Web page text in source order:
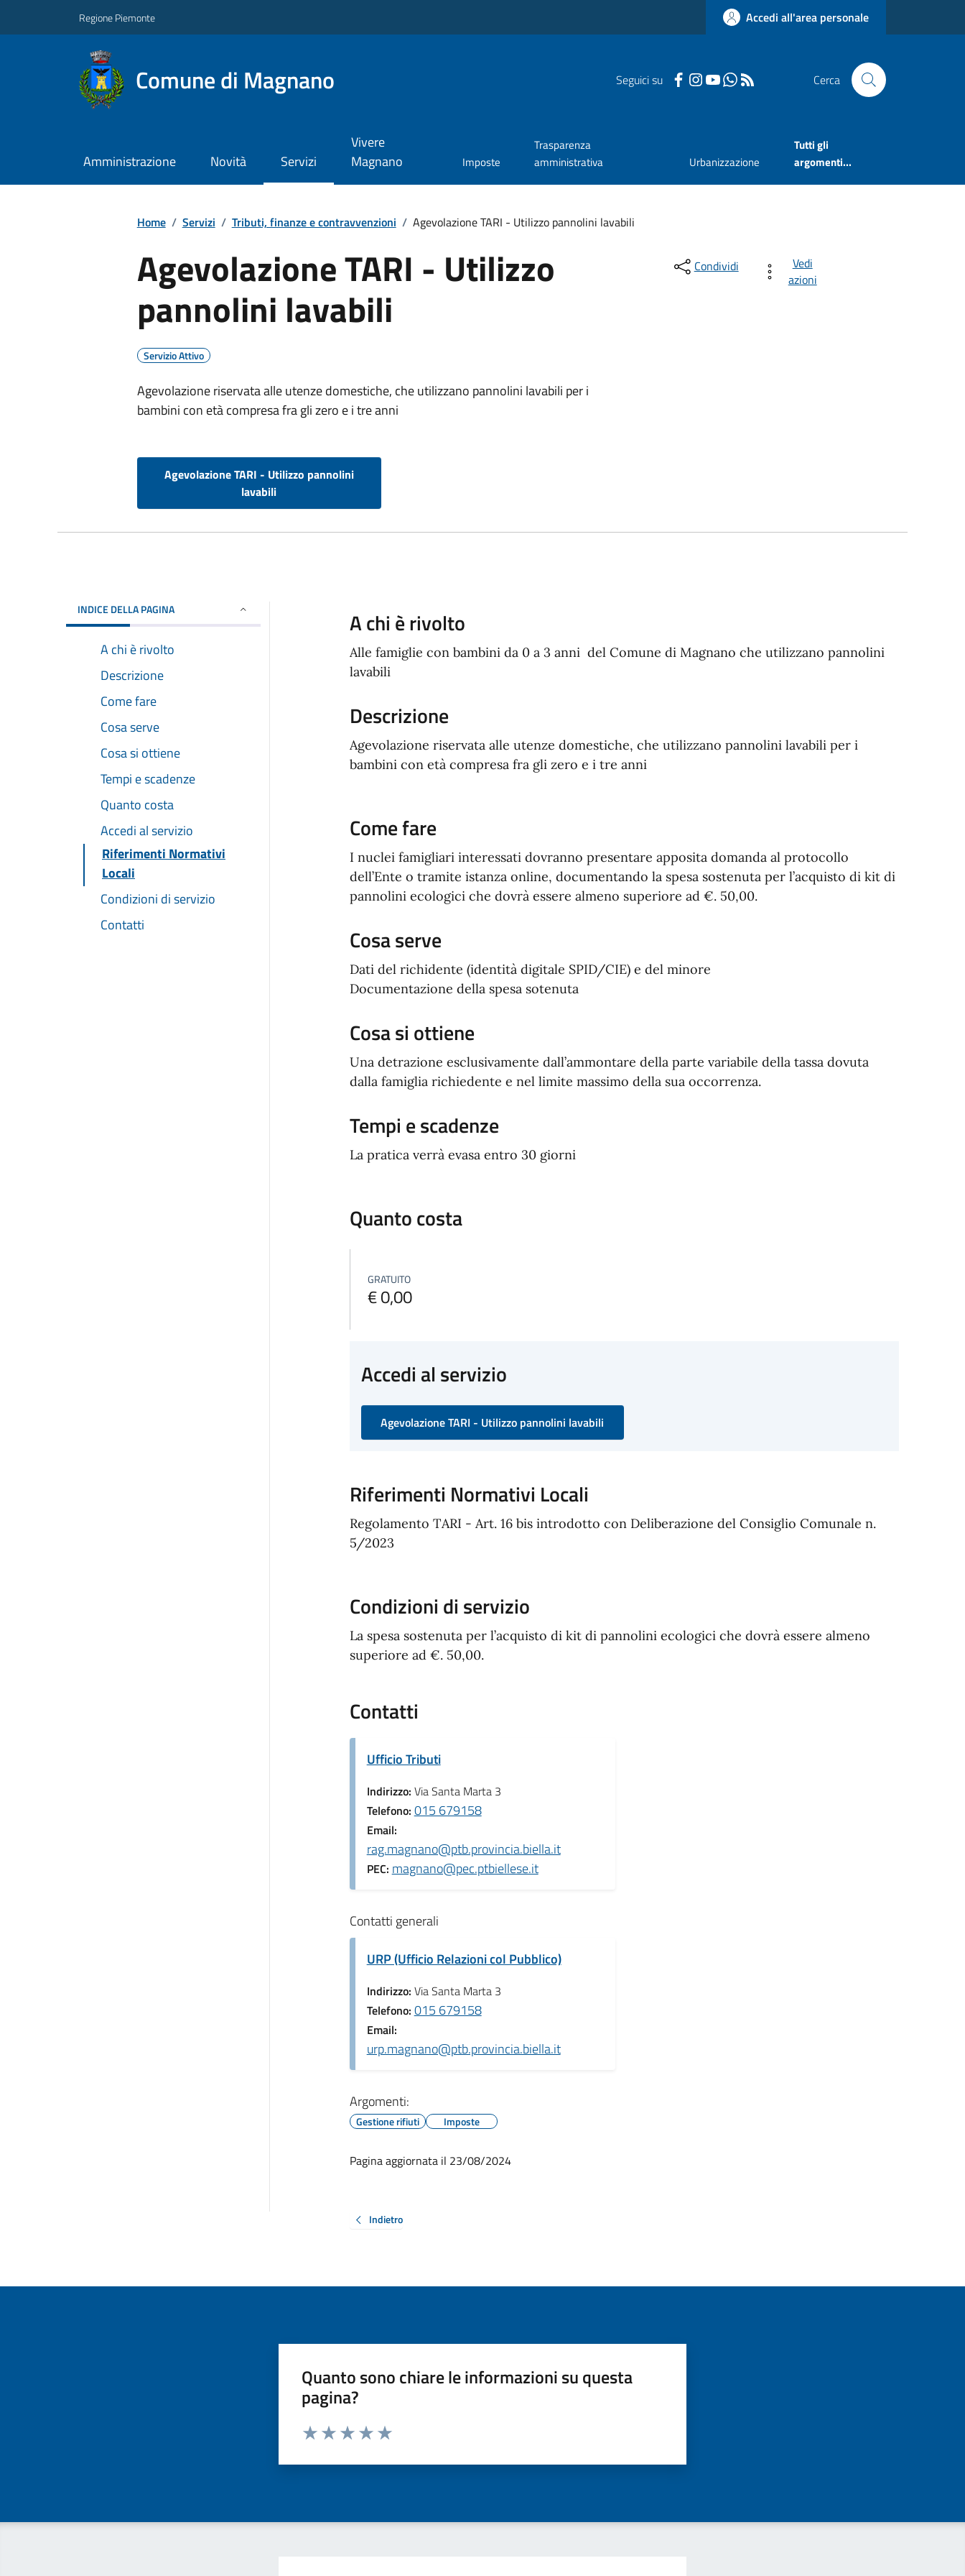
Regione Piemonte Accedi all'area personale
Comune di Magnano Seguici su Cerca
Amministrazione Novità Servizi
Vivere
Magnano
Imposte
Trasparenza
amministrativa
Urbanizzazione
Tutti gli
argomenti...
Home / Servizi / Tributi, finanze e contravvenzioni / Agevolazione TARI - Utilizzo pannolini lavabili
Agevolazione TARI - Utilizzo
pannolini lavabili
Servizio Attivo
Agevolazione riservata alle utenze domestiche, che utilizzano pannolini lavabili per i
bambini con età compresa fra gli zero e i tre anni
Agevolazione TARI - Utilizzo pannolini
lavabili
Condividi
Vedi
azioni
INDICE DELLA PAGINA
A chi è rivolto
Descrizione
Come fare
Cosa serve
Cosa si ottiene
Tempi e scadenze
Quanto costa
Accedi al servizio
Riferimenti Normativi
Locali
Condizioni di servizio
Contatti
A chi è rivolto
Alle famiglie con bambini da 0 a 3 anni del Comune di Magnano che utilizzano pannolini
lavabili
Descrizione
Agevolazione riservata alle utenze domestiche, che utilizzano pannolini lavabili per i
bambini con età compresa fra gli zero e i tre anni
Come fare
I nuclei famigliari interessati dovranno presentare apposita domanda al protocollo
dell’Ente o tramite istanza online, documentando la spesa sostenuta per l’acquisto di kit di
pannolini ecologici che dovrà essere almeno superiore ad €. 50,00.
Cosa serve
Dati del richidente (identità digitale SPID/CIE) e del minore
Documentazione della spesa sotenuta
Cosa si ottiene
Una detrazione esclusivamente dall’ammontare della parte variabile della tassa dovuta
dalla famiglia richiedente e nel limite massimo della sua occorrenza.
Tempi e scadenze
La pratica verrà evasa entro 30 giorni
Quanto costa
GRATUITO
€ 0,00
Accedi al servizio
Agevolazione TARI - Utilizzo pannolini lavabili
Riferimenti Normativi Locali
Regolamento TARI - Art. 16 bis introdotto con Deliberazione del Consiglio Comunale n.
5/2023
Condizioni di servizio
La spesa sostenuta per l’acquisto di kit di pannolini ecologici che dovrà essere almeno
superiore ad €. 50,00.
Contatti
Ufficio Tributi
Indirizzo: Via Santa Marta 3
Telefono: 015 679158
Email:
rag.magnano@ptb.provincia.biella.it
PEC: magnano@pec.ptbiellese.it
Contatti generali
URP (Ufficio Relazioni col Pubblico)
Indirizzo: Via Santa Marta 3
Telefono: 015 679158
Email:
urp.magnano@ptb.provincia.biella.it
Argomenti:
Gestione rifiuti Imposte
Pagina aggiornata il 23/08/2024
Indietro
Quanto sono chiare le informazioni su questa
pagina?
Valuta da 1 a 5 stelle la pagina